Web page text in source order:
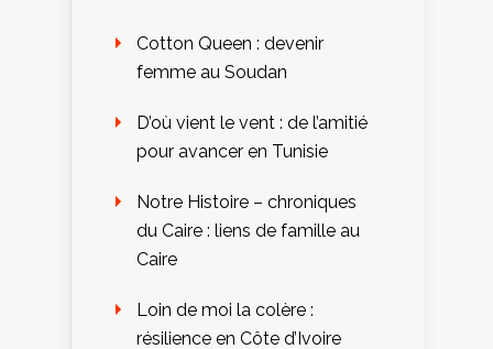
Cotton Queen : devenir
femme au Soudan
D’où vient le vent : de l’amitié
pour avancer en Tunisie
Notre Histoire – chroniques
du Caire : liens de famille au
Caire
Loin de moi la colère :
résilience en Côte d’Ivoire